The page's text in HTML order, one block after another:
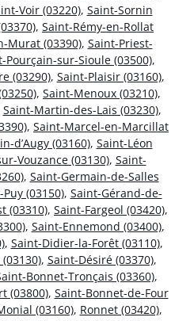
Voir (03220), Saint-Sornin
, Saint-Rémy-en-Rollat
Murat (03390), Saint-Priest-
Pourçain-sur-Sioule (03500),
(03290), Saint-Plaisir (03160),
, Saint-Menoux (03210),
Saint-Martin-des-Lais (03230),
, Saint-Marcel-en-Marcillat
d’Augy (03160), Saint-Léon
Vouzance (03130), Saint-
, Saint-Germain-de-Salles
(03150), Saint-Gérand-de-
(03310), Saint-Fargeol (03420),
, Saint-Ennemond (03400),
, Saint-Didier-la-Forêt (03110),
, Saint-Désiré (03370),
Bonnet-Tronçais (03360),
(03800), Saint-Bonnet-de-Four
(03160), Ronnet (03420),